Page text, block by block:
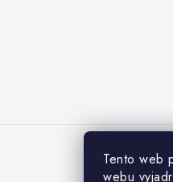
Tento web
webu